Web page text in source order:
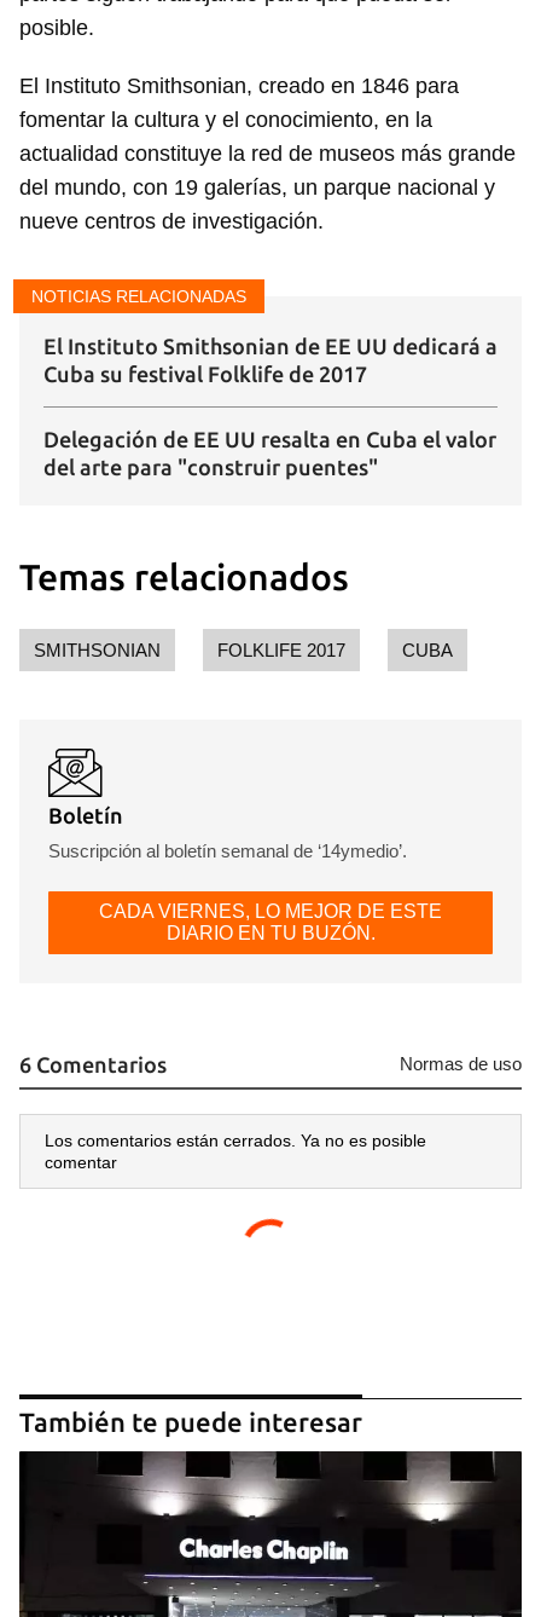
Guardar como favorito
iniciar sesión con tu cuenta de 14ymedio.
INICIAR SESIÓN CANCELAR
posible.
El Instituto Smithsonian, creado en 1846 para
fomentar la cultura y el conocimiento, en la
actualidad constituye la red de museos más grande
del mundo, con 19 galerías, un parque nacional y
nueve centros de investigación.
NOTICIAS RELACIONADAS
El Instituto Smithsonian de EE UU dedicará a
Cuba su festival Folklife de 2017
Delegación de EE UU resalta en Cuba el valor
del arte para "construir puentes"
Temas relacionados
SMITHSONIAN FOLKLIFE 2017 CUBA
Boletín
Suscripción al boletín semanal de ‘14ymedio’.
CADA VIERNES, LO MEJOR DE ESTE
DIARIO EN TU BUZÓN.
6 Comentarios Normas de uso
Los comentarios están cerrados. Ya no es posible
comentar
También te puede interesar